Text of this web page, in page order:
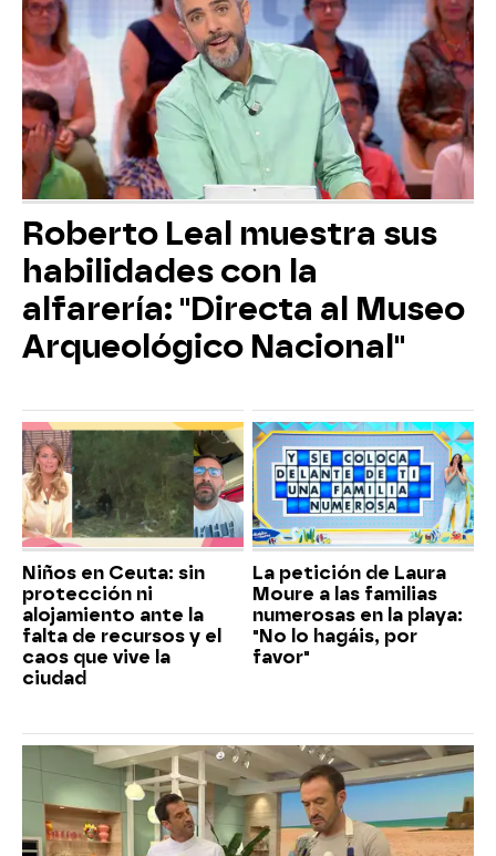
Roberto Leal muestra sus
habilidades con la
alfarería: "Directa al Museo
Arqueológico Nacional"
Niños en Ceuta: sin
protección ni
alojamiento ante la
falta de recursos y el
caos que vive la
ciudad
La petición de Laura
Moure a las familias
numerosas en la playa:
"No lo hagáis, por
favor"